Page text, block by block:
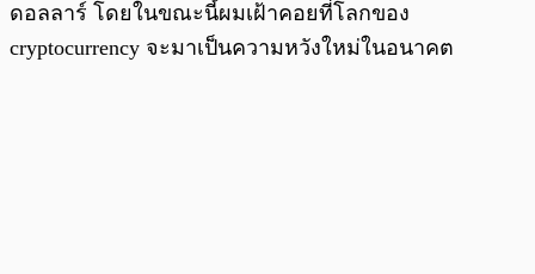
ดอลลาร์ โดยในขณะนี้ผมเฝ้าคอยที่โลกของ
cryptocurrency จะมาเป็นความหวังใหม่ในอนาคต